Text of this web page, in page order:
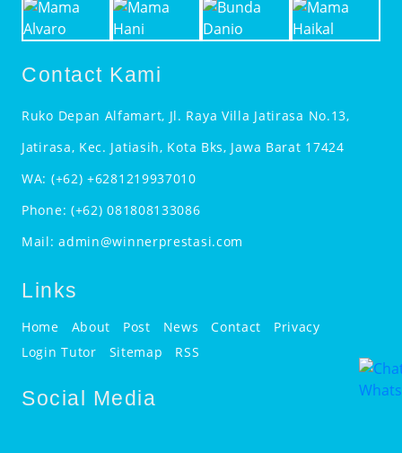
Contact Kami
Ruko Depan Alfamart, Jl. Raya Villa Jatirasa No.13,
Jatirasa, Kec. Jatiasih, Kota Bks, Jawa Barat 17424
WA: (+62) +6281219937010
Phone: (+62) 081808133086
Mail:admin@winnerprestasi.com
Links
Home About Post News Contact
Privacy
Login Tutor
Sitemap RSS
Social Media